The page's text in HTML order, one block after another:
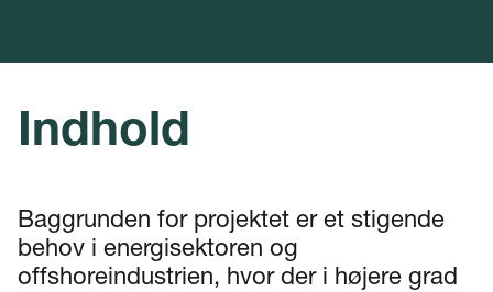
Indhold
Baggrunden for projektet er et stigende
behov i energisektoren og
offshoreindustrien, hvor der i højere grad